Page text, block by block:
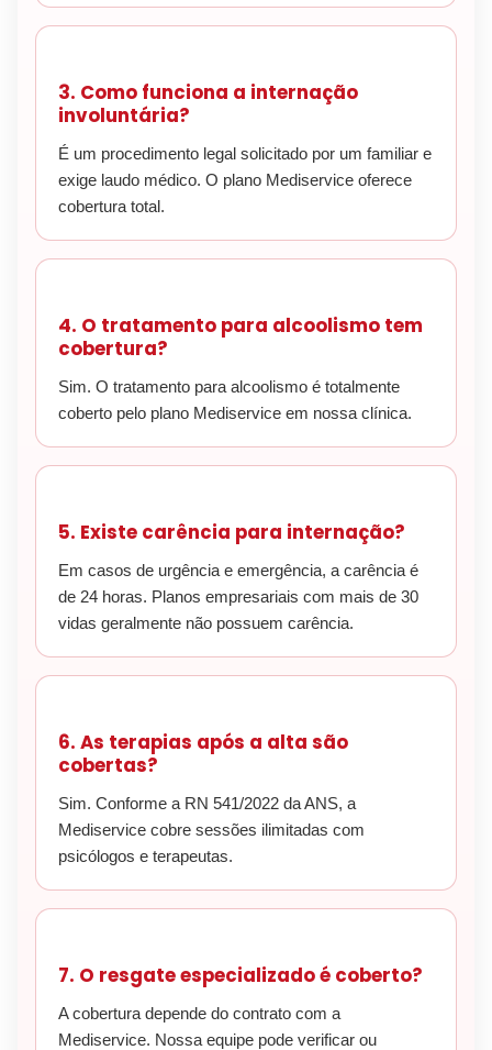
3. Como funciona a internação
involuntária?
É um procedimento legal solicitado por um familiar e
exige laudo médico. O plano Mediservice oferece
cobertura total.
4. O tratamento para alcoolismo tem
cobertura?
Sim. O tratamento para alcoolismo é totalmente
coberto pelo plano Mediservice em nossa clínica.
5. Existe carência para internação?
Em casos de urgência e emergência, a carência é
de 24 horas. Planos empresariais com mais de 30
vidas geralmente não possuem carência.
6. As terapias após a alta são
cobertas?
Sim. Conforme a RN 541/2022 da ANS, a
Mediservice cobre sessões ilimitadas com
psicólogos e terapeutas.
7. O resgate especializado é coberto?
A cobertura depende do contrato com a
Mediservice. Nossa equipe pode verificar ou